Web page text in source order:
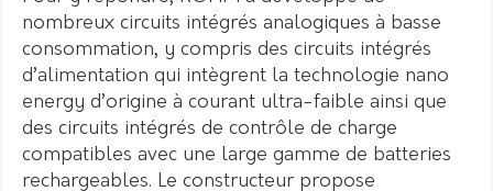
nombreux circuits intégrés analogiques à basse
consommation, y compris des circuits intégrés
d’alimentation qui intègrent la technologie nano
energy d’origine à courant ultra-faible ainsi que
des circuits intégrés de contrôle de charge
compatibles avec une large gamme de batteries
rechargeables. Le constructeur propose